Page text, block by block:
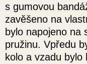
s gumovou
zavěšeno na
bylo napojeno na
pružinu. Vpředu
kolo a vzadu